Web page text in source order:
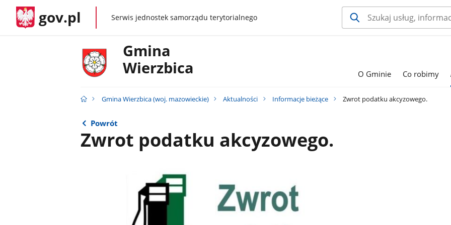
gov.pl gov.plSerwis jednostek samorządu terytorialnego
Gmina
Wierzbica
O Gminie Co robimy
Gmina Wierzbica (woj. mazowieckie) Aktualności Informacje bieżące Zwrot podatku akcyzowego.
Powrót
Zwrot podatku akcyzowego.